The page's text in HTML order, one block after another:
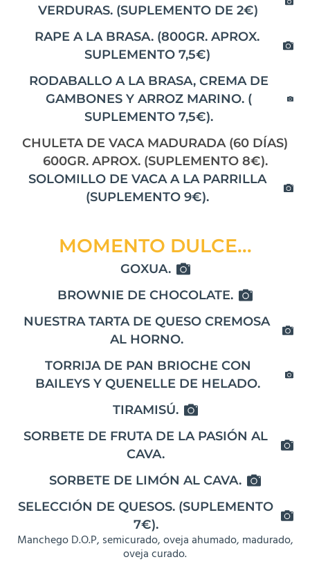
VERDURAS. (SUPLEMENTO DE 2€)
RAPE A LA BRASA. (800GR. APROX.
SUPLEMENTO 7,5€)
RODABALLO A LA BRASA, CREMA DE
GAMBONES Y ARROZ MARINO. (
SUPLEMENTO 7,5€).
CHULETA DE VACA MADURADA (60 DÍAS)
600GR. APROX. (SUPLEMENTO 8€).
SOLOMILLO DE VACA A LA PARRILLA
(SUPLEMENTO 9€).
MOMENTO DULCE...
GOXUA.
BROWNIE DE CHOCOLATE.
NUESTRA TARTA DE QUESO CREMOSA
AL HORNO.
TORRIJA DE PAN BRIOCHE CON
BAILEYS Y QUENELLE DE HELADO.
TIRAMISÚ.
SORBETE DE FRUTA DE LA PASIÓN AL
CAVA.
SORBETE DE LIMÓN AL CAVA.
SELECCIÓN DE QUESOS. (SUPLEMENTO
7€).
Manchego D.O.P, semicurado, oveja ahumado, madurado,
oveja curado.